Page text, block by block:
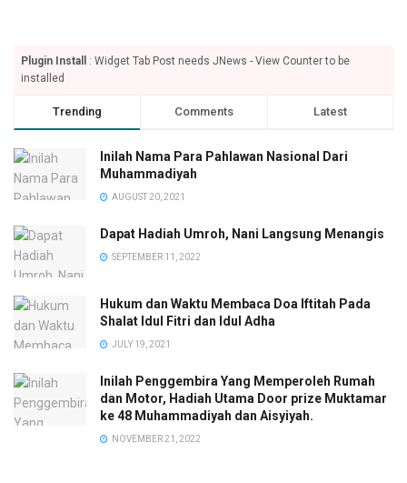
Plugin Install
: Widget Tab Post needs JNews - View Counter to be
installed
Trending Comments Latest
Inilah Nama Para Pahlawan Nasional Dari
Muhammadiyah
AUGUST 20, 2021
Dapat Hadiah Umroh, Nani Langsung Menangis
SEPTEMBER 11, 2022
Hukum dan Waktu Membaca Doa Iftitah Pada
Shalat Idul Fitri dan Idul Adha
JULY 19, 2021
Inilah Penggembira Yang Memperoleh Rumah
dan Motor, Hadiah Utama Door prize Muktamar
ke 48 Muhammadiyah dan Aisyiyah.
NOVEMBER 21, 2022